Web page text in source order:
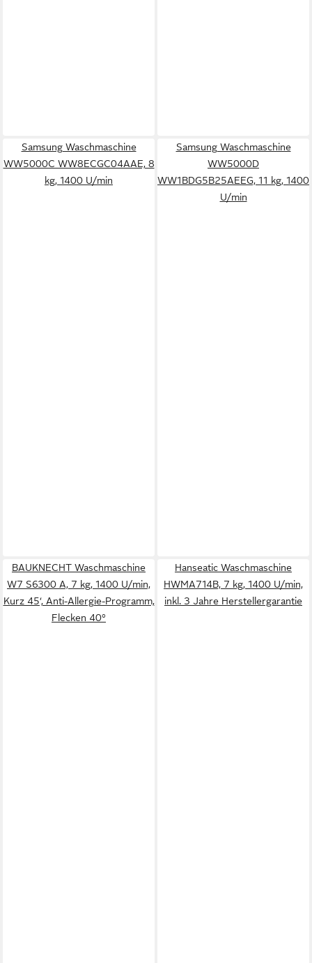
Samsung Waschmaschine
WW5000C WW8ECGC04AAE, 8
kg, 1400 U/min
Samsung Waschmaschine
WW5000D
WW1BDG5B25AEEG, 11 kg, 1400
U/min
BAUKNECHT Waschmaschine
W7 S6300 A, 7 kg, 1400 U/min,
Kurz 45‘, Anti-Allergie-Programm,
Flecken 40°
Hanseatic Waschmaschine
HWMA714B, 7 kg, 1400 U/min,
inkl. 3 Jahre Herstellergarantie